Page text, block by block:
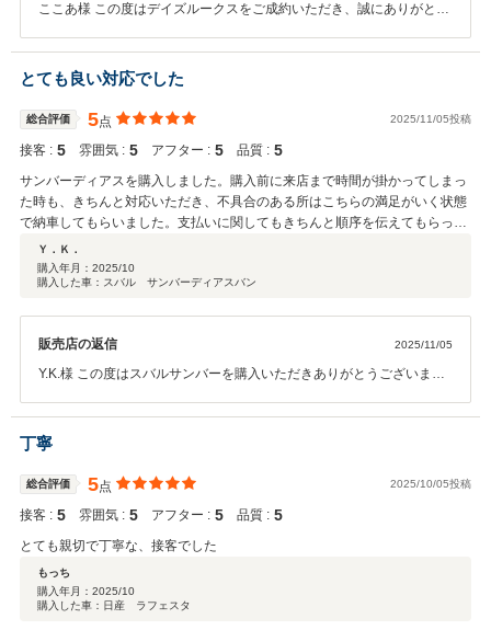
ここあ様 この度はデイズルークスをご成約いただき、誠にありがとう
待ちください。何か追加のご要望があればいつでもご連絡ください。
宜しくおねがい致します。 高評価、コメントありがとうございます。
とても良い対応でした
総合評価 5点 2025/11/05投稿
接客 : 5 雰囲気 : 5 アフター : 5 品質 : 5
サンバーディアスを購入しました。購入前に来店まで時間が掛かってしまっ
た時も、きちんと対応いただき、不具合のある所はこちらの満足がいく状態
で納車してもらいました。支払いに関してもきちんと順序を伝えてもらった
ので、安心して納車してもらう事ができました。車を探す時にはまたこのお
店で探そうという気持ちになりました。
Ｙ．Ｋ．
購入年月： 2025/10
購入した車：スバル サンバーディアスバン
販売店の返信 2025/11/05
Y.K.様 この度はスバルサンバーを購入いただきありがとうございま
いますので、いつでもご連絡ください。迅速に対応致します。Y.K.様
に安心して乗り続けてもらえるよう勤めてまいります。 高評価、コメ
丁寧
総合評価 5点 2025/10/05投稿
接客 : 5 雰囲気 : 5 アフター : 5 品質 : 5
とても親切で丁寧な、接客でした
もっち
購入年月： 2025/10
購入した車：日産 ラフェスタ